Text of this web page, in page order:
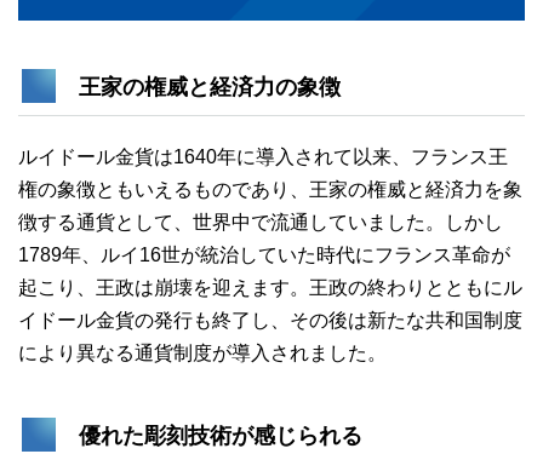
王家の権威と経済力の象徴
ルイドール金貨は1640年に導入されて以来、フランス王
権の象徴ともいえるものであり、王家の権威と経済力を象
徴する通貨として、世界中で流通していました。しかし
1789年、ルイ16世が統治していた時代にフランス革命が
起こり、王政は崩壊を迎えます。王政の終わりとともにル
イドール金貨の発行も終了し、その後は新たな共和国制度
により異なる通貨制度が導入されました。
優れた彫刻技術が感じられる